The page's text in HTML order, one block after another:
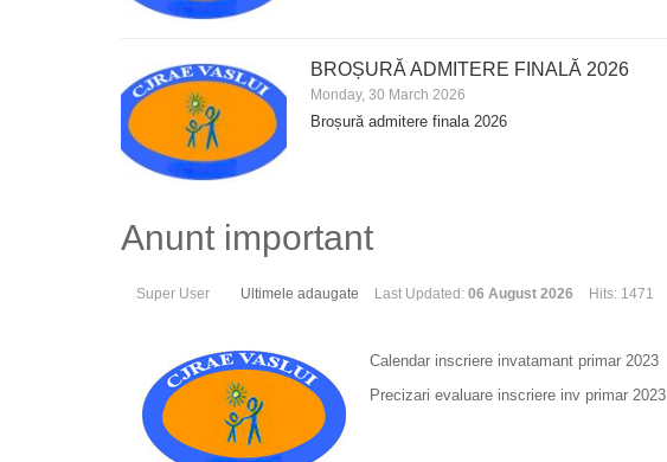
BROȘURĂ ADMITERE FINALĂ 2026
Monday, 30 March 2026
Broșură admitere finala 2026
Anunt important
Super User Ultimele adaugate Last Updated: 06 August 2026 Hits: 1471
Calendar inscriere invatamant primar 2023
Precizari evaluare inscriere inv primar 2023